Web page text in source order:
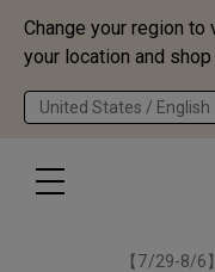
Change your region
your location and shop
United States / English
【7/29-8/6